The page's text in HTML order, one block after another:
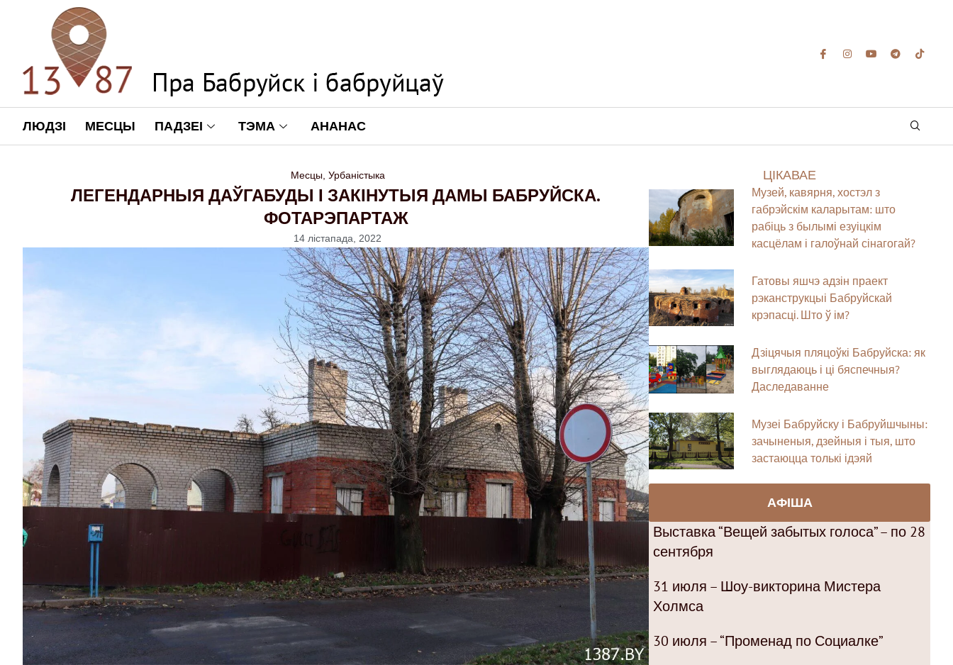
ЛЮДЗІ МЕСЦЫ ПАДЗЕІ ТЭМА АНАНАС
Месцы, Урбаністыка
ЛЕГЕНДАРНЫЯ ДАЎГАБУДЫ І ЗАКІНУТЫЯ ДАМЫ БАБРУЙСКА.
ФОТАРЭПАРТАЖ
14 лістапада, 2022
ЦІКАВАЕ
Музей, кавярня, хостэл з
габрэйскім каларытам: што
рабіць з былымі езуіцкім
касцёлам і галоўнай сінагогай?
Гатовы яшчэ адзін праект
рэканструкцыі Бабруйскай
крэпасці. Што ў ім?
Дзіцячыя пляцоўкі Бабруйска: як
выглядаюць і ці бяспечныя?
Даследаванне
Музеі Бабруйску і Бабруйшчыны:
зачыненыя, дзейныя і тыя, што
застаюцца толькі ідэяй
АФІША
Выставка “Вещей забытых голоса” – по 28
сентября
31 июля – Шоу-викторина Мистера
Холмса
30 июля – “Променад по Социалке”